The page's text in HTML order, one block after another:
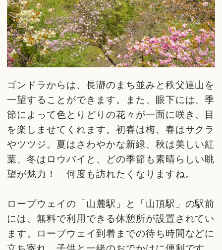
ゴンドラからは、長瀞のまち並みと秩父連山を
一望することができます。また、眼下には、季
節によって色とりどりの花々が一面に咲き、目
を楽しませてくれます。初春は梅、春はサクラ
やツツジ。夏はさわやかな新緑、秋は美しい紅
葉、冬はロウバイと、どの季節も素晴らしい眺
望が魅力！ 何度も訪れたくなりますね。
ロープウェイの「山麓駅」と「山頂駅」の駅前
には、無料で利用できる休憩所が設置されてい
ます。ロープウェイ到着までの待ち時間などに